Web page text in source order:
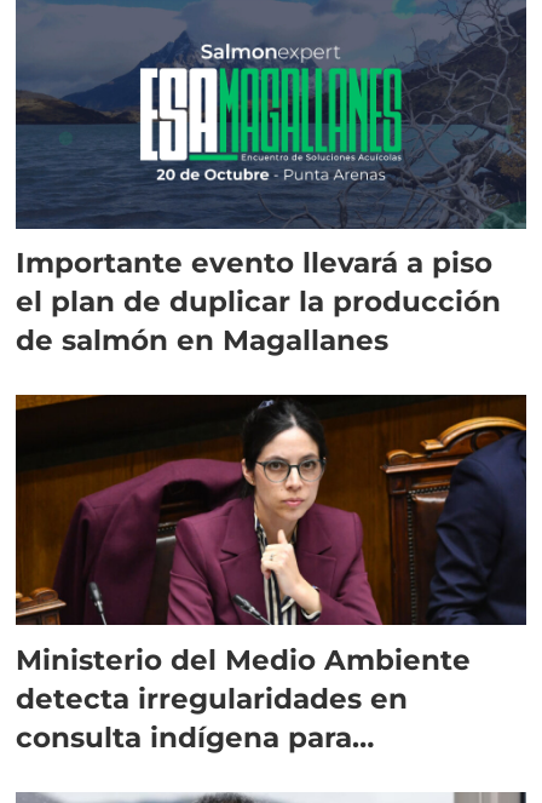
Importante evento llevará a piso
el plan de duplicar la producción
de salmón en Magallanes
Ministerio del Medio Ambiente
detecta irregularidades en
consulta indígena para